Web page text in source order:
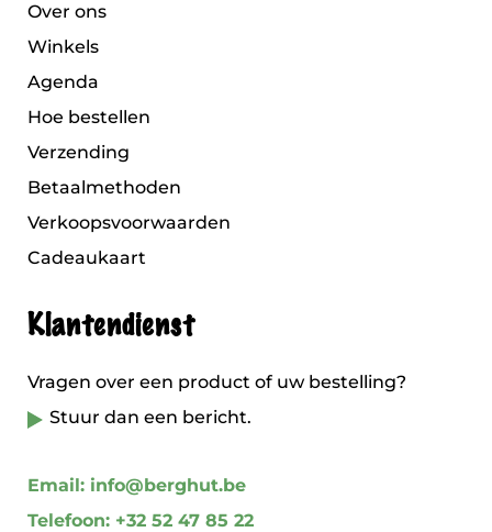
Over ons
Winkels
Agenda
Hoe bestellen
Verzending
Betaalmethoden
Verkoopsvoorwaarden
Cadeaukaart
Klantendienst
Vragen over een product of uw bestelling?
Stuur dan een bericht.
Email: info@berghut.be
Telefoon: +32 52 47 85 22